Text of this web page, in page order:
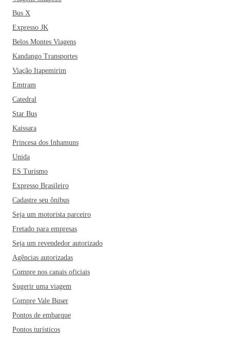
chama a atenção por suas influências africanas e a cidade é
brasileiro, mais conhecido como Olodum, também se
consagrou na cidade de Salvador e hoje é uma das maiores
representações culturais do país. A cidade também foi palco
de umas primeiras escolas de capoeira, representação
cultural que data da época dos escravos africanos no país e é
berimbau.
enriquecer o seu roteiro turístico com visitas à Ilha dos
Frades, ao Mercado Modelo - um dos principais cartões-
postais da cidade -, o Elevador Lacerda - o primeiro do
Brasil -, o famoso Pelourinho - parada obrigatória do Centro
mais de 2000 obras de famosos pintores brasileiros -, o
Parque da Cidade - local de preservação da Mata Atlântica -,
e a Igreja do Senhor do Bonfim, onde os turista amarram
suas fitinhas e fazem seus pedidos.
históricos vive a cidade, Salvador também oferece inúmeras
abraçadas pela Baía de Todos os Santos. Dentre as
preferidas pelos turistas estão a do Flamengo, Ondina,
Itapuã, a Praia do Forte e a Praia Farol da Barra. Reservar
um dia para fazer um passeio de escuna pela Baía também é
Bus X
Expresso JK
Belos Montes Viagens
Kandango Transportes
Viação Itapemirim
Emtram
Catedral
Star Bus
Kaissara
Princesa dos Inhamuns
Unida
ES Turismo
Expresso Brasileiro
Cadastre seu ônibus
Seja um motorista parceiro
Fretado para empresas
Seja um revendedor autorizado
Agências autorizadas
Compre nos canais oficiais
Sugerir uma viagem
Compre Vale Buser
Pontos de embarque
Pontos turísticos